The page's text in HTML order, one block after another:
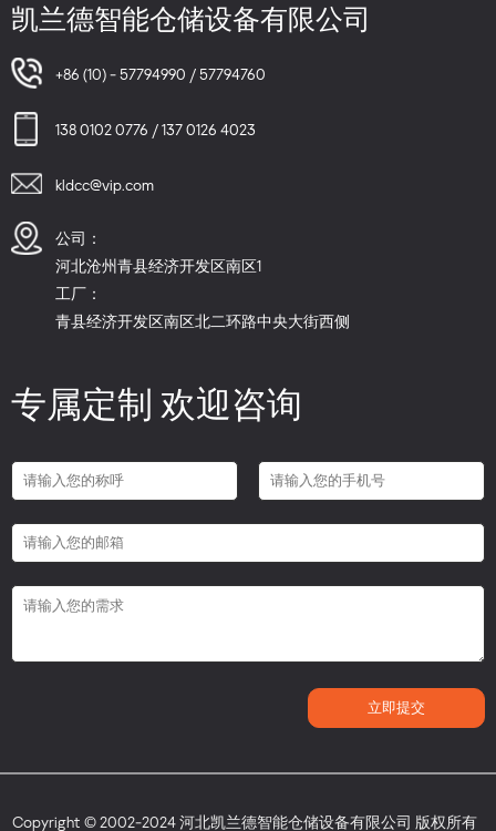
凯兰德智能仓储设备有限公司
+86 (10) - 57794990 / 57794760
138 0102 0776 / 137 0126 4023
kldcc@vip.com
公司：
河北沧州青县经济开发区南区1
工厂：
青县经济开发区南区北二环路中央大街西侧
专属定制 欢迎咨询
Copyright © 2002-2024 河北凯兰德智能仓储设备有限公司 版权所有